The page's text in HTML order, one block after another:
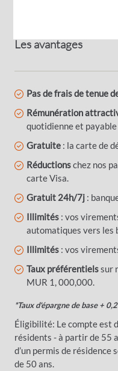
Les avantages
Pas de frais de tenue
Rémunération
quotidienne et
Gratuite : la carte de
Réductionschez nos
carte Visa.
Gratuit 24h/7j:
Illimités : vos
automatiques vers les
Illimités : vos
Taux préférentielssur
MUR 1, 000,000.
*Taux d'épargne de base +
Éligibilité: Le compte est
résidents - à partir de 55
d’un permis de
de 50 ans.